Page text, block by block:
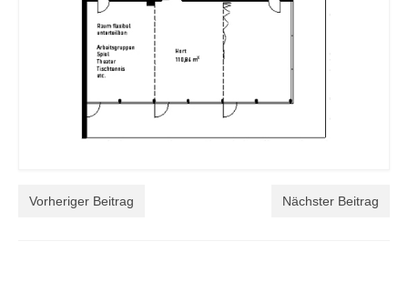
Vorheriger Beitrag Nächster Beitrag